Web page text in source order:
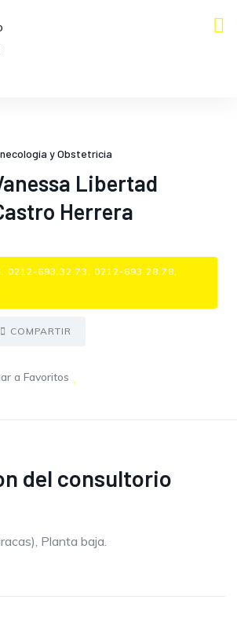
y Obstetricia
Libertad
Herrera
0212-693.32.73, 0212-693.28.78,
COMPARTIR
a Favoritos
del consultorio
Planta baja.